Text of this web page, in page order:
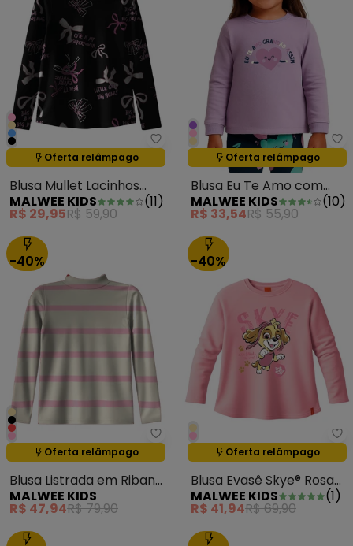
Malwee Kids - Blusa Mullet
Oferta relâmpago
Termina em:01:23:59
Blusa Mullet Lacinhos
Preto
MALWEE KIDS (11)
R$ 29,95R$ 59,90
Oferta relâmpago
Termina em:01:23:59
Blusa Eu Te Amo com
Glitter Lavanda
MALWEE KIDS (10)
R$ 33,54R$ 55,90
-40%
Malwee Kids - Blusa Listrada
Oferta relâmpago
Termina em:01:23:59
Blusa Listrada em Ribana
Rosa Claro
MALWEE KIDS
R$ 47,94R$ 79,90
-40%
Oferta relâmpago
Termina em:01:23:59
Blusa Evasê Skye® Rosa
Claro
MALWEE KIDS (1)
R$ 41,94R$ 69,90